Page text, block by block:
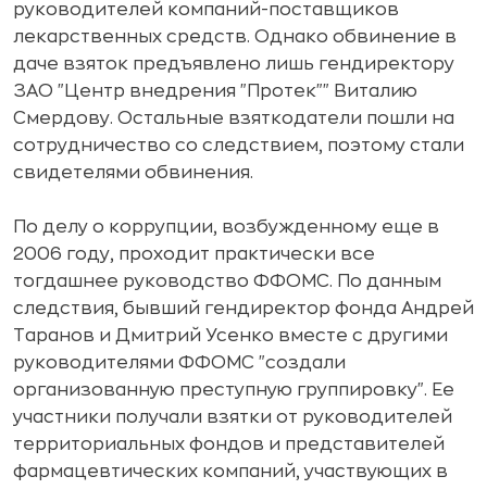
руководителей компаний-поставщиков
лекарственных средств. Однако обвинение в
даче взяток предъявлено лишь гендиректору
ЗАО "Центр внедрения "Протек"" Виталию
Смердову. Остальные взяткодатели пошли на
сотрудничество со следствием, поэтому стали
свидетелями обвинения.
По делу о коррупции, возбужденному еще в
2006 году, проходит практически все
тогдашнее руководство ФФОМС. По данным
следствия, бывший гендиректор фонда Андрей
Таранов и Дмитрий Усенко вместе с другими
руководителями ФФОМС "создали
организованную преступную группировку". Ее
участники получали взятки от руководителей
территориальных фондов и представителей
фармацевтических компаний, участвующих в